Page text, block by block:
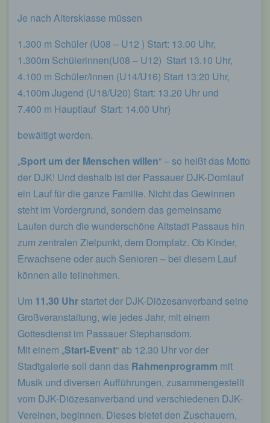
Je nach Altersklasse müssen
1.300 m Schüler (U08 – U12 ) Start: 13.00 Uhr,
1.300m Schülerinnen(U08 – U12) Start 13.10 Uhr,
4.100 m Schüler/innen (U14/U16) Start 13:20 Uhr,
4.100m Jugend (U18/U20) Start: 13.20 Uhr und
7.400 m Hauptlauf Start: 14.00 Uhr)
bewältigt werden.
„Sport um der Menschen willen“ – so heißt das Motto
der DJK! Und deshalb ist der Passauer DJK-Domlauf
ein Lauf für die ganze Familie. Nicht das Gewinnen
steht im Vordergrund, sondern das gemeinsame
Laufen durch die wunderschöne Altstadt Passaus hin
zum zentralen Zielpunkt, dem Domplatz. Ob Kinder,
Erwachsene oder auch Senioren – bei diesem Lauf
können alle teilnehmen.
Um 11.30 Uhrstartet der DJK-Diözesanverband seine
Großveranstaltung, wie jedes Jahr, mit einem
Gottesdienst im Passauer Stephansdom.
Mit einem „Start-Event“ ab 12.30 Uhr vor der
Stadtgalerie soll dann das Rahmenprogramm mit
Musik und diversen Aufführungen, zusammengestellt
vom DJK-Diözesanverband und verschiedenen DJK-
Vereinen, beginnen. Dieses bietet den Zuschauern,